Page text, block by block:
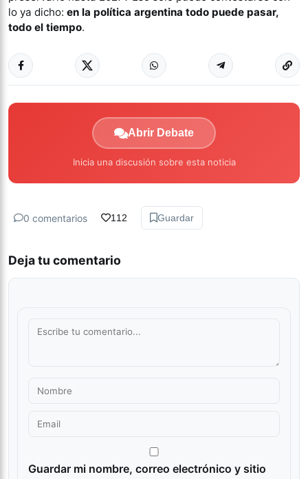
lo ya dicho: en la política argentina todo puede pasar,
todo el tiempo.
Abrir Debate
Inicia una discusión sobre esta noticia
0 comentarios 112 Guardar
Deja tu comentario
Guardar mi nombre, correo electrónico y sitio